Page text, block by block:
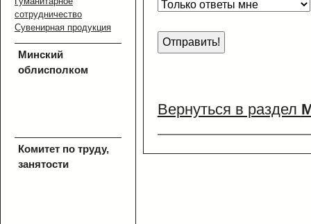
сотрудничество
Сувенирная продукция
Минский
облисполком
Комитет по труду,
занятости
Вернуться в раздел